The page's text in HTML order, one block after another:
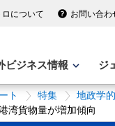
について お問い合わ
ビジネス情報 ジ
ト 特集
地政学
湾貨物量が増加傾向